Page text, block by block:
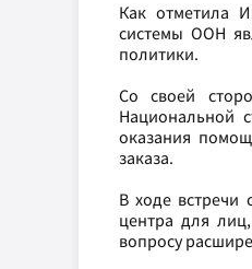
Как отметила
системы ООН
политики.
Со своей
Национальной
оказания
заказа.
В ходе встречи
центра для
вопросу